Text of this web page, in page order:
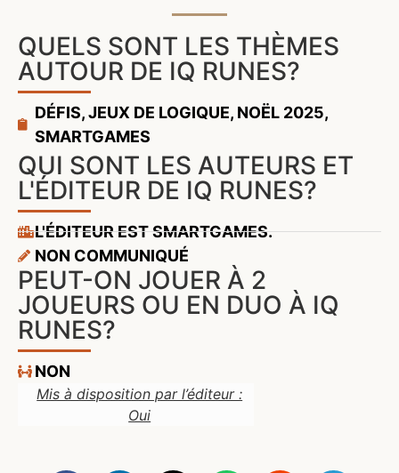
QUELS SONT LES THÈMES
AUTOUR DE IQ RUNES?
DÉFIS,JEUX DE LOGIQUE, NOËL 2025,
SMARTGAMES
QUI SONT LES AUTEURS ET
L'ÉDITEUR DE IQ RUNES?
L'ÉDITEUR EST SMARTGAMES.
NON COMMUNIQUÉ
PEUT-ON JOUER À 2
JOUEURS OU EN DUO À IQ
RUNES?
NON
Mis à disposition par l’éditeur :
Oui